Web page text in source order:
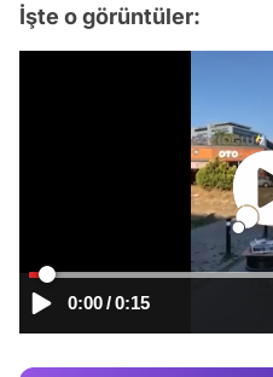
İşte o görüntüler:
0:00/0:15